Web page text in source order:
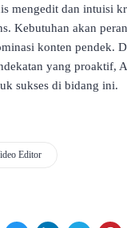
mengedit dan intuisi
Kebutuhan akan
konten pendek.
yang proaktif,
sukses di bidang ini.
Editor